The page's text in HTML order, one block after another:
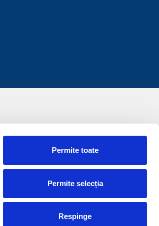
Permite toate
Permite selecția
Respinge